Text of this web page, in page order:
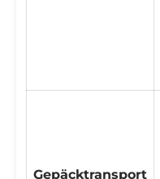
Gepäcktransport